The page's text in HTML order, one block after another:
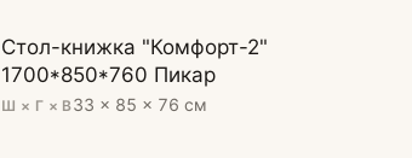
Стол-книжка "Комфорт-2"
1700*850*760 Пикар
Ш × Г × В33 × 85 × 76 см